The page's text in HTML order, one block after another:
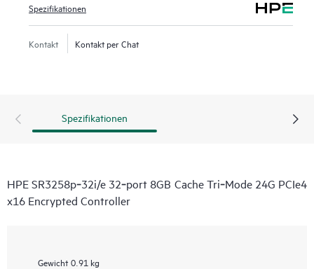
Spezifikationen
Kontakt Kontakt per Chat
Spezifikationen
HPE SR3258p‑32i/e 32‑port 8GB Cache Tri‑Mode 24G PCIe4
x16 Encrypted Controller
Gewicht 0.91 kg